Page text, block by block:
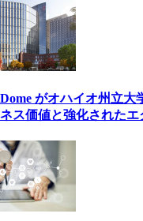
がオハイオ州立大
ス価値と強化された